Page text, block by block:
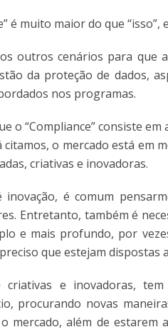
é muito maior do que
outros cenários para que
da proteção de dados,
nos programas.
o “Compliance” consiste
citamos, o mercado está em
criativas e inovadoras.
é comum
Entretanto, também é
e mais profundo, por
que estejam dispostas
criativas e inovadoras,
procurando novas
mercado, além de